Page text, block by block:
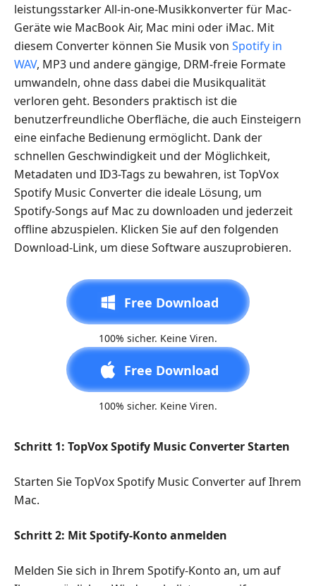
leistungsstarker All-in-one-Musikkonverter für Mac-
Geräte wie MacBook Air, Mac mini oder iMac. Mit
diesem Converter können Sie Musik von Spotify in
WAV, MP3 und andere gängige, DRM-freie Formate
umwandeln, ohne dass dabei die Musikqualität
verloren geht. Besonders praktisch ist die
benutzerfreundliche Oberfläche, die auch Einsteigern
eine einfache Bedienung ermöglicht. Dank der
schnellen Geschwindigkeit und der Möglichkeit,
Metadaten und ID3-Tags zu bewahren, ist TopVox
Spotify Music Converter die ideale Lösung, um
Spotify-Songs auf Mac zu downloaden und jederzeit
offline abzuspielen. Klicken Sie auf den folgenden
Download-Link, um diese Software auszuprobieren.
Free Download
100% sicher. Keine Viren.
Free Download
100% sicher. Keine Viren.
Schritt 1: TopVox Spotify Music Converter Starten
Starten Sie TopVox Spotify Music Converter auf Ihrem
Mac.
Schritt 2: Mit Spotify-Konto anmelden
Melden Sie sich in Ihrem Spotify-Konto an, um auf